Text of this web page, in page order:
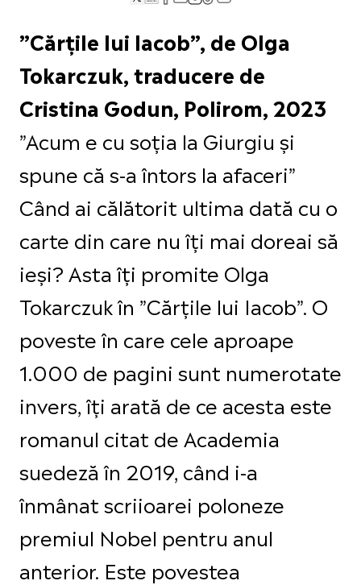
”Cărțile lui Iacob”, de Olga
Tokarczuk, traducere de
Cristina Godun, Polirom, 2023
”Acum e cu soția la Giurgiu și
spune că s-a întors la afaceri”
Când ai călătorit ultima dată cu o
carte din care nu îți mai doreai să
ieși? Asta îți promite Olga
Tokarczuk în ”Cărțile lui Iacob”. O
poveste în care cele aproape
1.000 de pagini sunt numerotate
invers, îți arată de ce acesta este
romanul citat de Academia
suedeză în 2019, când i-a
înmânat scriioarei poloneze
premiul Nobel pentru anul
anterior. Este povestea